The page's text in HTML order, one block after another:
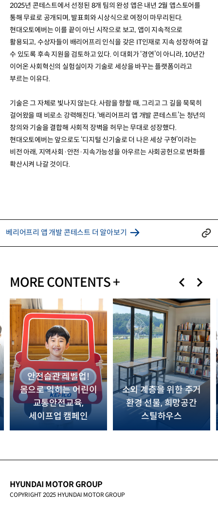
2025년 콘테스트에서 선정된 8개 팀의 완성 앱은 내년 2월 앱스토어를
통해 무료로 공개되며, 발표회와 시상식으로 여정이 마무리된다.
현대오토에버는 이를 끝이 아닌 시작으로 보고, 앱이 지속적으로
활용되고, 수상자들이 배리어프리 인식을 갖은 IT인재로 지속 성장하여 갈
수 있도록 후속 지원을 검토하고 있다. 이 대회가 ‘경연’이 아니라, 10년간
이어온 사회혁신의 실험실이자 기술로 세상을 바꾸는 플랫폼이라고
부르는 이유다.
기술은 그 자체로 빛나지 않는다. 사람을 향할 때, 그리고 그 길을 묵묵히
걸어왔을 때 비로소 강력해진다. ‘배리어프리 앱 개발 콘테스트’는 청년의
창의와 기술을 결합해 사회적 장벽을 허무는 무대로 성장했다.
현대오토에버는 앞으로도 ‘디지털 신기술로 더 나은 세상 구현’이라는
비전 아래, 지역사회·안전·지속가능성을 아우르는 사회공헌으로 변화를
확산시켜 나갈 것이다.
베리어프리 앱 개발 콘테스트 더 알아보기
MORE CONTENTS +
안전습관 레벨업!
몸으로 익히는 어린이
교통안전교육,
세이프업 캠페인
소외 계층을 위한 주거
환경 선물, 희망공간
스틸하우스
HYUNDAI MOTOR GROUP
COPYRIGHT 2025 HYUNDAI MOTOR GROUP